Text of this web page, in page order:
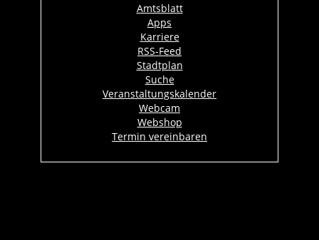
Amtsblatt
Apps
Karriere
RSS-Feed
Stadtplan
Suche
Veranstaltungskalender
Webcam
Webshop
Termin vereinbaren